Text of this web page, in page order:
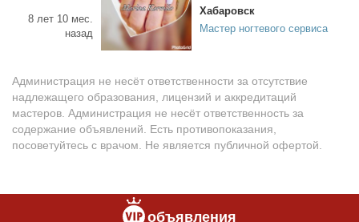
8 лет 10 мес.
назад
Хабаровск
Мастер ногтевого сервиса
Администрация не несёт ответственности за отсутствие
надлежащего образования, лицензий и аккредитаций
мастеров. Администрация не несёт ответственность за
содержание объявлений. Есть противопоказания,
посоветуйтесь с врачом. Не является публичной офертой.
объявления